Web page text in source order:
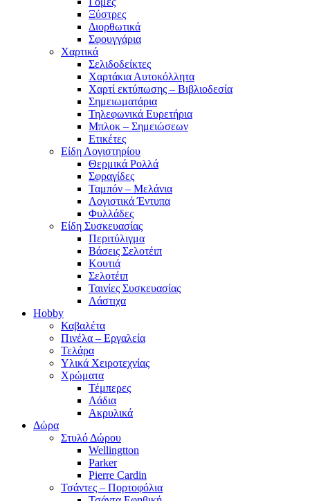
Ξύστρες
Διορθωτικά
Σφουγγάρια
Χαρτικά
Σελιδοδείκτες
Χαρτάκια Αυτοκόλλητα
Χαρτί εκτύπωσης – Βιβλιοδεσία
Σημειωματάρια
Τηλεφωνικά Ευρετήρια
Μπλοκ – Σημειώσεων
Ετικέτες
Είδη Λογιστηρίου
Θερμικά Ρολλά
Σφραγίδες
Ταμπόν – Μελάνια
Λογιστικά Έντυπα
Φυλλάδες
Είδη Συσκευασίας
Περιτύλιγμα
Βάσεις Σελοτέιπ
Κουτιά
Σελοτέιπ
Ταινίες Συσκευασίας
Λάστιχα
Hobby
Καβαλέτα
Πινέλα – Εργαλεία
Τελάρα
Υλικά Χειροτεχνίας
Χρώματα
Τέμπερες
Λάδια
Ακρυλικά
Δώρα
Στυλό Δώρου
Wellingtton
Parker
Pierre Cardin
Τσάντες – Πορτοφόλια